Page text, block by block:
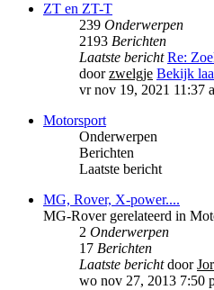
ZT en ZT-T
239 Onderwerpen
2193 Berichten
Laatste bericht Re:
doorzwelgje Bekijk
vr nov 19, 2021 11:37
Motorsport
Onderwerpen
Berichten
Laatste bericht
MG, Rover, X-power....
MG-Rover gerelateerd in
2 Onderwerpen
17 Berichten
Laatste berichtdoor
wo nov 27, 2013 7:50